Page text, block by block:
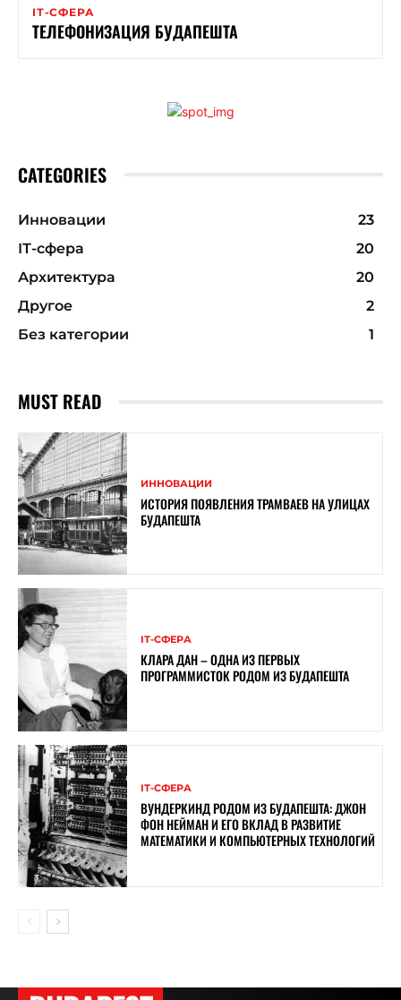
ІТ-СФЕРА
ТЕЛЕФОНИЗАЦИЯ БУДАПЕШТА
CATEGORIES
Инновации
23
ІТ-сфера
20
Архитектура
20
Другое
2
Без категории
1
MUST READ
ИННОВАЦИИ
ИСТОРИЯ ПОЯВЛЕНИЯ ТРАМВАЕВ НА УЛИЦАХ
БУДАПЕШТА
ІТ-СФЕРА
КЛАРА ДАН – ОДНА ИЗ ПЕРВЫХ
ПРОГРАММИСТОК РОДОМ ИЗ БУДАПЕШТА
ІТ-СФЕРА
ВУНДЕРКИНД РОДОМ ИЗ БУДАПЕШТА: ДЖОН
ФОН НЕЙМАН И ЕГО ВКЛАД В РАЗВИТИЕ
МАТЕМАТИКИ И КОМПЬЮТЕРНЫХ ТЕХНОЛОГИЙ